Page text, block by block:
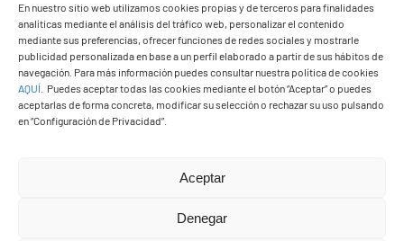
En nuestro sitio web utilizamos cookies propias y de terceros para finalidades
analíticas mediante el análisis del tráfico web, personalizar el contenido
mediante sus preferencias, ofrecer funciones de redes sociales y mostrarle
publicidad personalizada en base a un perfil elaborado a partir de sus hábitos de
navegación. Para más información puedes consultar nuestra política de cookies
AQUÍ
Puedes aceptar todas las cookies mediante el botón “Aceptar” o puedes
aceptarlas de forma concreta, modificar su selección o rechazar su uso pulsando
en “Configuración de Privacidad”.
Aceptar
Denegar
Pza. de Los Remedios, 1
35570 – Yaiza
Tel:928 83 62 20
© Copyright2026 Ayuntamiento de Yaiza - Todos los